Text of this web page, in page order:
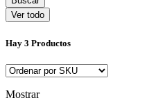
Ver todo
Hay 3 Productos
Mostrar